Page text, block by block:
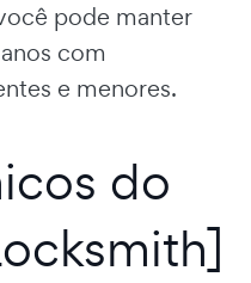
pode manter
com
e menores.
do